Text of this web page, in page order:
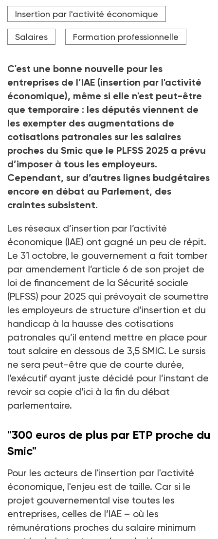
Crédit photo DR
Insertion par l'activité économique
Salaires Formation professionnelle
C'est une bonne nouvelle pour les
entreprises de l’IAE (insertion par l'activité
économique), même si elle n'est peut-être
que temporaire : les députés viennent de
les exempter des augmentations de
cotisations patronales sur les salaires
proches du Smic que le PLFSS 2025 a prévu
d’imposer à tous les employeurs.
Cependant, sur d’autres lignes budgétaires
encore en débat au Parlement, des
craintes subsistent.
Les réseaux d’insertion par l’activité
économique (IAE) ont gagné un peu de répit.
Le 31 octobre, le gouvernement a fait tomber
par amendement l’article 6 de son projet de
loi de financement de la Sécurité sociale
(PLFSS) pour 2025 qui prévoyait de soumettre
les employeurs de structure d’insertion et du
handicap à la hausse des cotisations
patronales qu’il entend mettre en place pour
tout salaire en dessous de 3,5 SMIC. Le sursis
ne sera peut-être que de courte durée,
l’exécutif ayant juste décidé pour l’instant de
revoir sa copie d’ici à la fin du débat
parlementaire.
"300 euros de plus par ETP proche du
Smic"
Pour les acteurs de l'insertion par l'activité
économique, l'enjeu est de taille. Car si le
projet gouvernemental vise toutes les
entreprises, celles de l’IAE – où les
rémunérations proches du salaire minimum